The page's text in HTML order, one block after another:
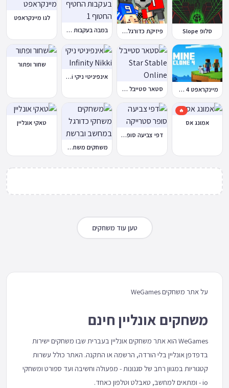
סלופ Slope פיזיקת כדורגל Soccer Physics במבה בעקבות החטיף החטוף 1
לגו מיינקראפט
מיינקראפט 4 קלון סטאר סטייבל Star Stable Online
אינפיניטי ניקי Infinity Nikki
שחור ופתור
🔥
אמונג אס
דפי צביעה סופר סטרייקה
משחקים משחקי כדורגל במחשב וברשת
טאקי אונליין
טען עוד משחקים
על אתר משחקים WeGames
משחקים אונליין חינם
WeGames הוא אתר משחקים אונליין בעברית שבו משחקים ישירות
בדפדפן אונליין בלי הורדה, הרשמה או התקנה. האתר כולל עשרות
קטגוריות במגוון רחב של סגנונות - מפעולה וחשיבה ועד ספורט ומשחקי
io - ומתאים למחשב, טאבלט וטלפון כאחד.